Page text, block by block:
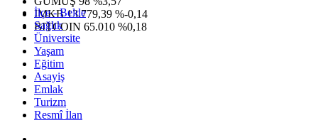
IMKB13.779,39 %-0,14
BITCOIN 65.010 %0,18
İlçe - Belde
Sağlık
Üniversite
Yaşam
Eğitim
Asayiş
Emlak
Turizm
Resmî İlan